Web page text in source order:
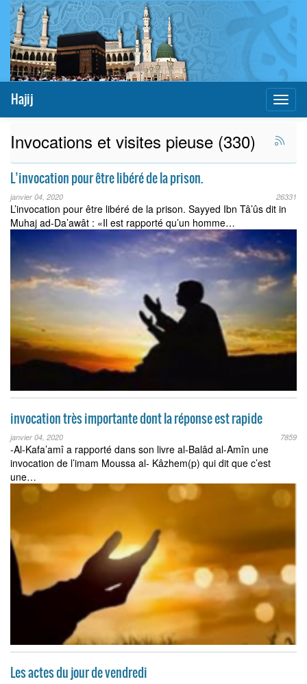
Hajij
Invocations et visites pieuse (330)
L’invocation pour être libéré de la prison.
janvier 04, 2020 26331
L’invocation pour être libéré de la prison. Sayyed Ibn Tâ’ûs dit in
Muhaj ad-Da’awât : «Il est rapporté qu’un homme…
invocation très importante dont la réponse est rapide
janvier 04, 2020 7859
-Al-Kafa’amî a rapporté dans son livre al-Balâd al-Amîn une
invocation de l’imam Moussa al- Kâzhem(p) qui dit que c’est
une…
Les actes du jour de vendredi